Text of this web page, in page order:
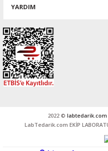
YARDIM
2022 © labtedarik.com
LabTedarik.com EKİP